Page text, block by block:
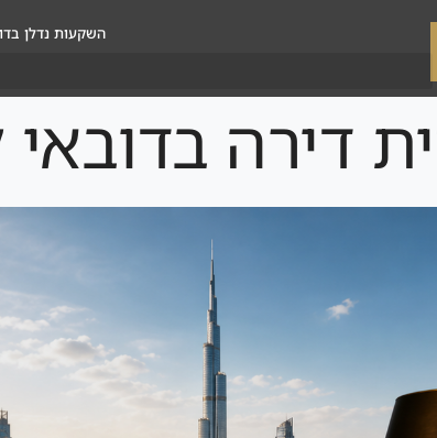
השקעות נדלן
דירה בדובאי